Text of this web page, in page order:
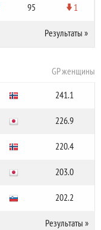
95 1
Результаты »
GP женщины
241.1
226.9
220.4
203.0
202.2
Результаты »